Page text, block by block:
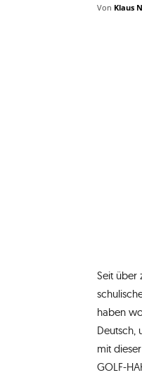
Von Klaus
Seit über
haben
Deutsch,
mit
GOLF-